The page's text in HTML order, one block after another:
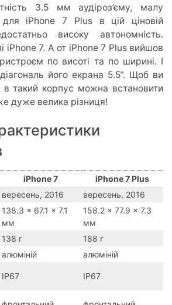
3.5 мм аудіроз’єму, малу
для iPhone 7 Plus в цій ціновій
високу автономність.
iPhone 7. А от iPhone 7 Plus вийшов
по висоті та по ширині. І
його екрана 5.5”. Щоб ви
в такий корпус можна встановити
дуже велика різниця!
iPhone 7
iPhone 7 Plus
вересень, 2016 вересень, 2016
138.3 x 67.1 x 7.1
мм
158.2 x 77.9 x 7.3
мм
138 г
188 г
алюміній
алюміній
IP67 IP67